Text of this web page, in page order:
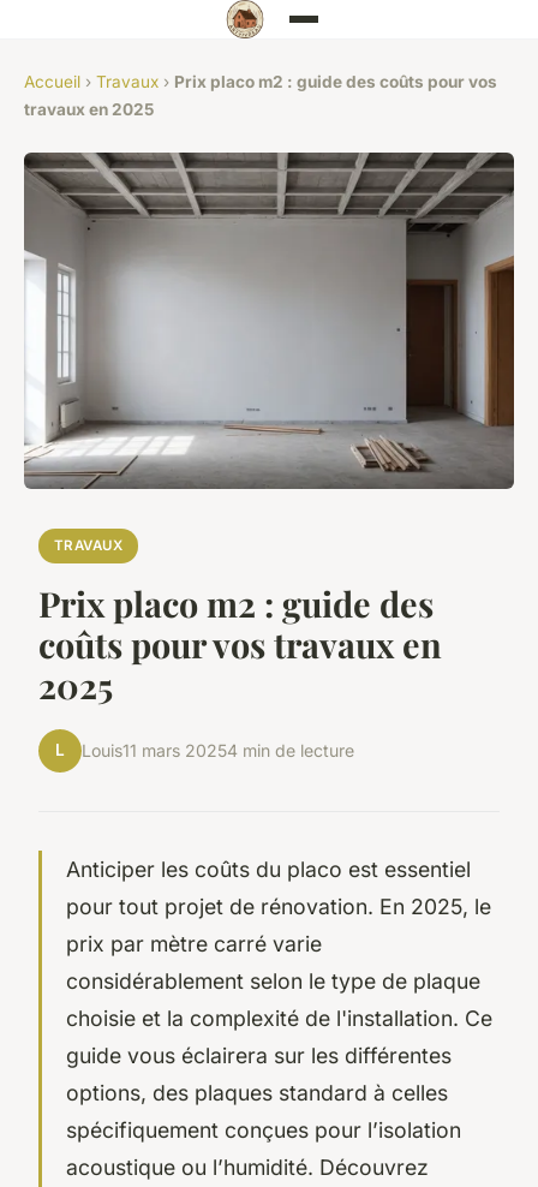
Accueil › Travaux › Prix placo m2 : guide des coûts pour vos
travaux en 2025
TRAVAUX
Prix placo m2 : guide des
coûts pour vos travaux en
2025
L Louis11 mars 20254 min de lecture
Anticiper les coûts du placo est essentiel
pour tout projet de rénovation. En 2025, le
prix par mètre carré varie
considérablement selon le type de plaque
choisie et la complexité de l'installation. Ce
guide vous éclairera sur les différentes
options, des plaques standard à celles
spécifiquement conçues pour l’isolation
acoustique ou l’humidité. Découvrez